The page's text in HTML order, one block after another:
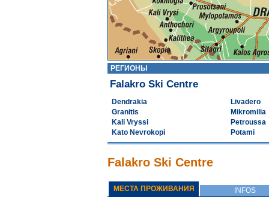
РЕГИОНЫ
Falakro Ski Centre
Dendrakia
Granitis
Kali Vryssi
Kato Nevrokopi
Livadero
Mikromilia
Petroussa
Potami
Falakro Ski Centre
МЕСТА ПРОЖИВАНИЯ
INFOS